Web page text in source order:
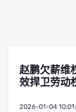
赵鹏欠薪维
效捍卫劳动
2026-01-04